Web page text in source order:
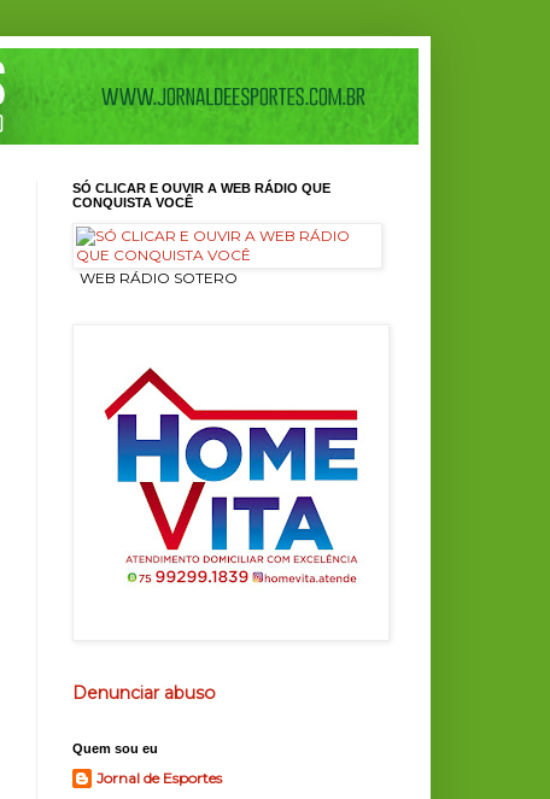
SÓ CLICAR E OUVIR A WEB RÁDIO QUE
CONQUISTA VOCÊ
ㅤ WEB RÁDIO SOTERO
Denunciar abuso
Quem sou eu
Jornal de Esportes